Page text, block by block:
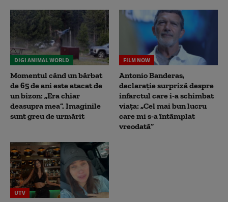
DIGI ANIMAL WORLD
Momentul când un bărbat
de 65 de ani este atacat de
un bizon: „Era chiar
deasupra mea”. Imaginile
sunt greu de urmărit
FILM NOW
Antonio Banderas,
declarație surpriză despre
infarctul care i-a schimbat
viața: „Cel mai bun lucru
care mi s-a întâmplat
vreodată”
UTV